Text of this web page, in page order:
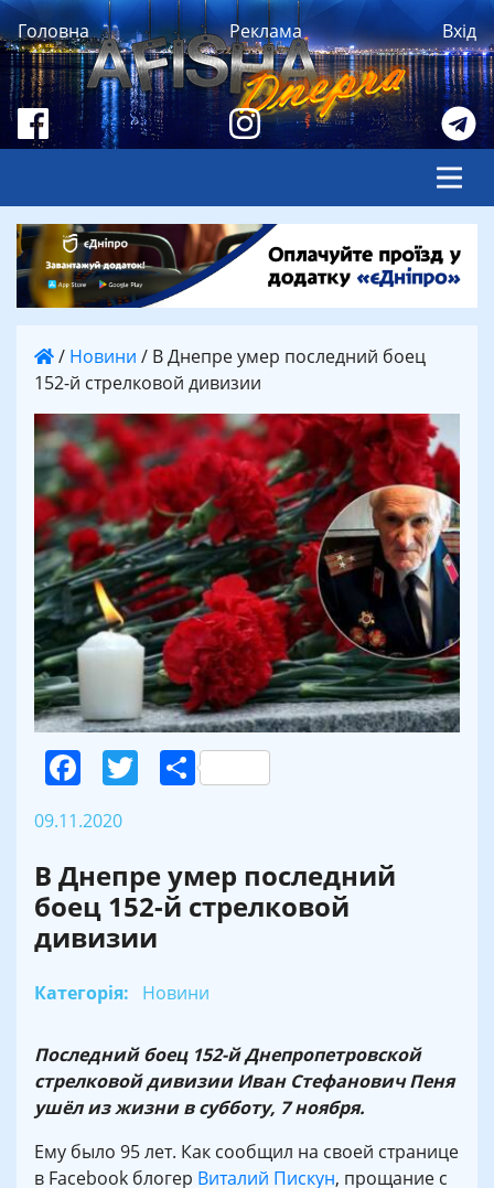
Головна Реклама Вхід
/ Новини / В Днепре умер последний боец
152-й стрелковой дивизии
Facebook
Twitter
Поділитися
09.11.2020
В Днепре умер последний
боец 152-й стрелковой
дивизии
Категорія: Новини
Последний боец 152-й Днепропетровской
стрелковой дивизии Иван Стефанович Пеня
ушёл из жизни в субботу, 7 ноября.
Ему было 95 лет. Как сообщил на своей странице
в Facebook блогер Виталий Пискун, прощание с